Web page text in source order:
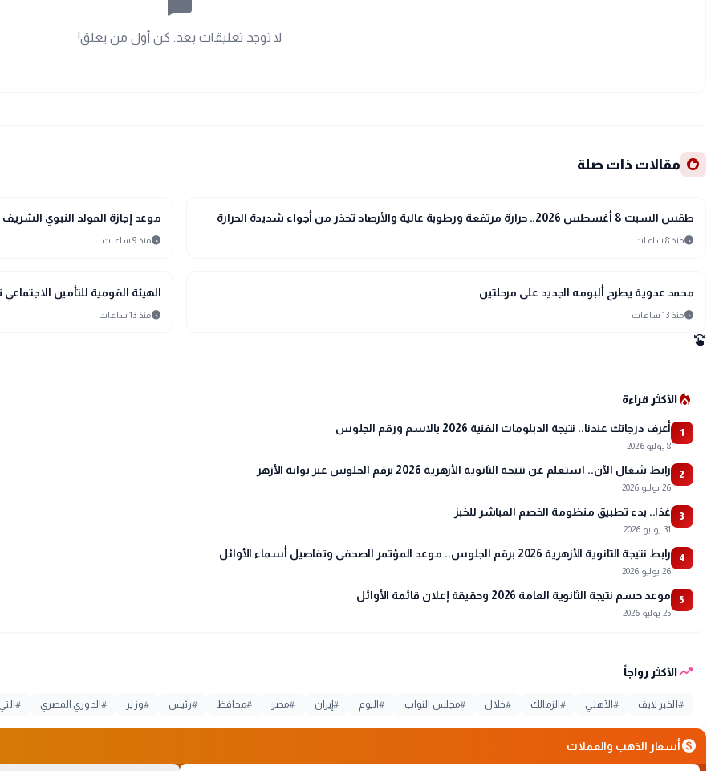
لا توجد تعليقات بعد. كن أول من يعلق!
recommend مقالات ذات صلة
interests
منوعات
طقس السبت 8 أغسطس 2026.. حرارة مرتفعة ورطوبة عالية والأرصاد تحذر من أجواء شديدة الحرارة
scheduleمنذ 8 ساعات interests
منوعات
موعد إجازة المولد النبوي الشريف 2026.. هل يتم ترحيلها إلى الخميس؟
scheduleمنذ 9 ساعات
interests
محمد عدوية يطرح ألبومه الجديد على مرحلتين
scheduleمنذ 13 ساعات interests
منوعات
الهيئة القومية للتأمين الاجتماعي
scheduleمنذ 13 ساعات
swipe
local_fire_departmentالأكثر قراءة
1 أعرف درجاتك عندنا.. نتيجة الدبلومات الفنية 2026 بالاسم ورقم الجلوس
8 يوليو 2026
2 رابط شغال الآن.. استعلم عن نتيجة الثانوية الأزهرية 2026 برقم الجلوس عبر بوابة الأزهر
26 يوليو 2026
3 غدًا.. بدء تطبيق منظومة الخصم المباشر للخبز
31 يوليو 2026
4 رابط نتيجة الثانوية الأزهرية 2026 برقم الجلوس.. موعد المؤتمر الصحفي وتفاصيل أسماء الأوائل
26 يوليو 2026
5 موعد حسم نتيجة الثانوية العامة 2026 وحقيقة إعلان قائمة الأوائل
25 يوليو 2026
trending_upالأكثر رواجاً
# الخبر لايف #الأهلي #الزمالك #خلال #مجلس النواب #اليوم #إيران #مصر #محافظ #رئيس #وزير #الدوري المصري # التي
monetization_onأسعار الذهب والعملات